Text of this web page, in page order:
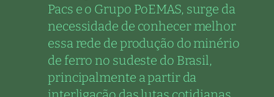
Pacs e o Grupo PoEMAS, surge da
necessidade de conhecer melhor
essa rede de produção do minério
de ferro no sudeste do Brasil,
principalmente a partir da